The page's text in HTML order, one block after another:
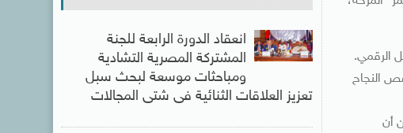
الرقمي.
النجاح
أن
انعقاد الدورة الرابعة للجنة
المشتركة المصرية التشادية
ومباحثات موسعة لبحث سبل
تعزيز العلاقات الثنائية فى شتى المجالات